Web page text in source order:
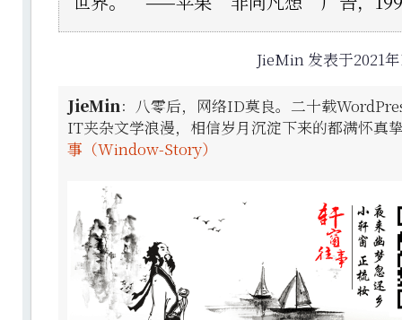
JieMin 发表于2021
JieMin：八零后，网络ID莫良。二十载
IT夹杂文学浪漫，相信岁月沉淀下来的都满怀真
事（Window-Story）